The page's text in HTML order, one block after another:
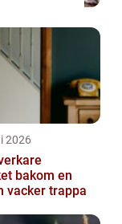
2026
bakom en
vacker trappa